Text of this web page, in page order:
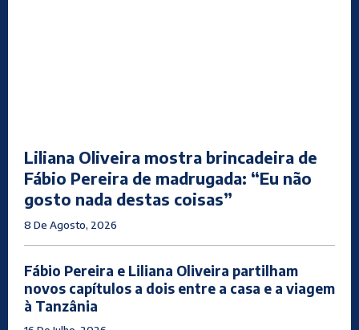
Liliana Oliveira mostra brincadeira de
Fábio Pereira de madrugada: “Eu não
gosto nada destas coisas”
8 De Agosto, 2026
Fábio Pereira e Liliana Oliveira partilham
novos capítulos a dois entre a casa e a viagem
à Tanzânia